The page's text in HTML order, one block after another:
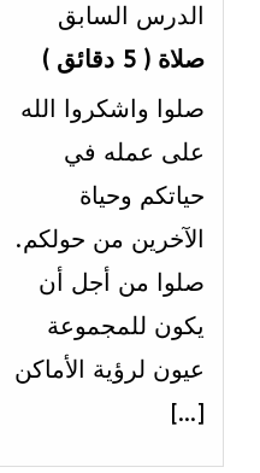
الدرس السابق
صلاة ( 5 دقائق )
صلوا واشكروا الله
على عمله في
حياتكم وحياة
الآخرين من حولكم.
صلوا من أجل أن
يكون للمجموعة
عيون لرؤية الأماكن
[…]